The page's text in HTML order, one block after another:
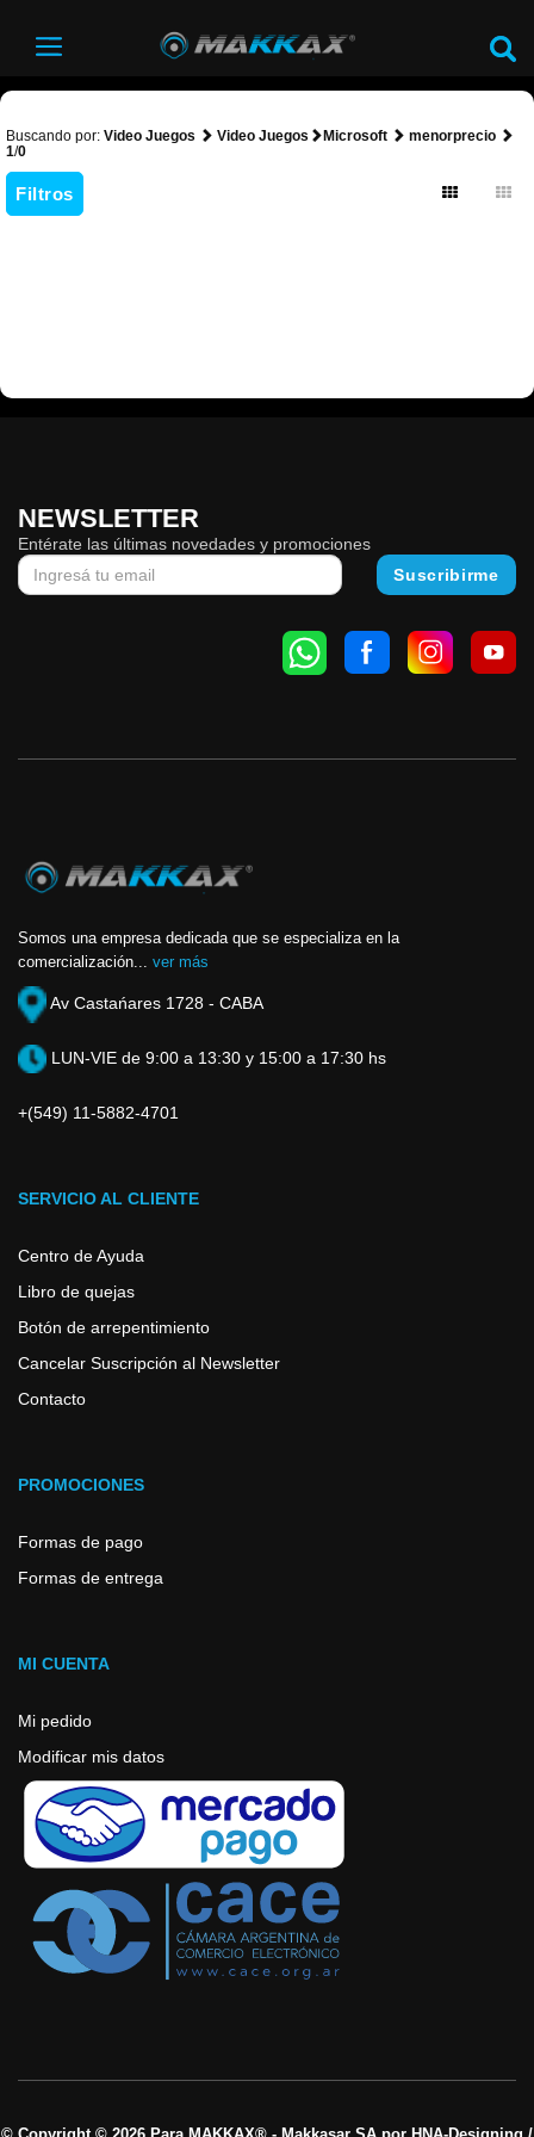
Buscando por: Video Juegos Video Juegos Microsoft
menorprecio
1/0
Filtros
NEWSLETTER
Entérate las últimas novedades y promociones
Somos una empresa dedicada que se especializa en la
comercialización... ver más
Av Castańares 1728 - CABA
LUN-VIE de 9:00 a 13:30 y 15:00 a 17:30 hs
+(549) 11-5882-4701
SERVICIO AL CLIENTE
Centro de Ayuda
Libro de quejas
Botón de arrepentimiento
Cancelar Suscripción al Newsletter
Contacto
PROMOCIONES
Formas de pago
Formas de entrega
MI CUENTA
Mi pedido
Modificar mis datos